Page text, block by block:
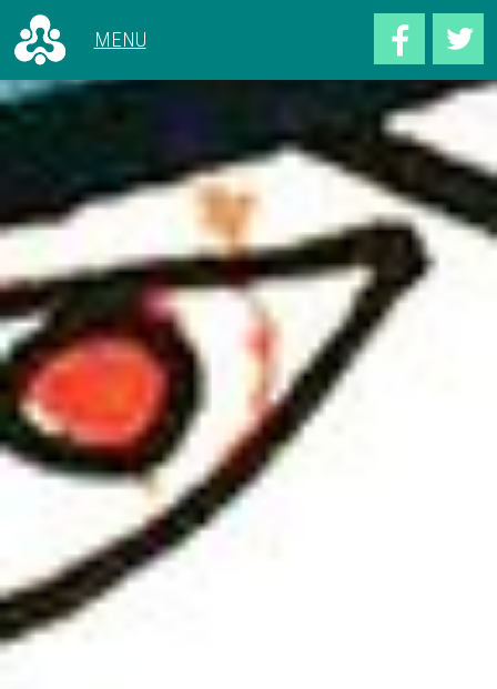
HET GEBOUW
ACHTER DE SCHERMEN
VOOR 1966
1966 - 1969
1970 - 1979
1980 - 1989
1990 - 1999
2000 - 2009
2010 - NU
CONCERTOVERZICHT
DEEL UW VERHAAL
OVER DOELENGEHEUGEN